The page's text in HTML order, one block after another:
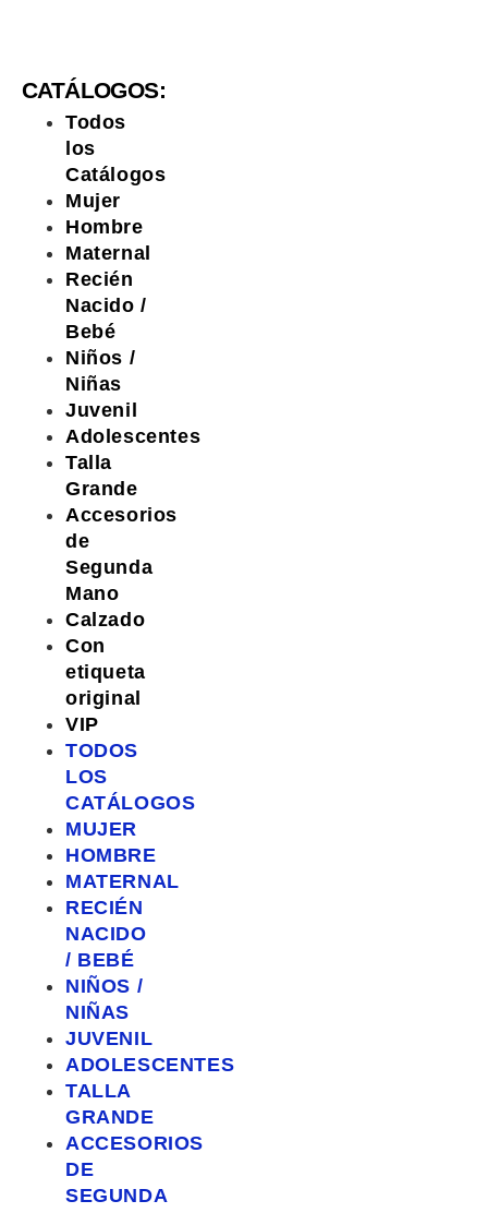
CATÁLOGOS:
Todos
los
Catálogos
Mujer
Hombre
Maternal
Recién
Nacido /
Bebé
Niños /
Niñas
Juvenil
Adolescentes
Talla
Grande
Accesorios
de
Segunda
Mano
Calzado
Con
etiqueta
original
VIP
TODOS
LOS
CATÁLOGOS
MUJER
HOMBRE
MATERNAL
RECIÉN
NACIDO
/ BEBÉ
NIÑOS /
NIÑAS
JUVENIL
ADOLESCENTES
TALLA
GRANDE
ACCESORIOS
DE
SEGUNDA